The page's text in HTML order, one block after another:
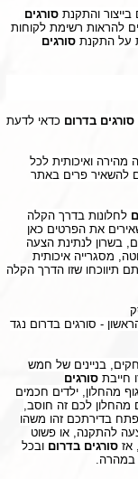
והתקנת סורגים
להראות רשימת לקוחות
על התקנת סורגים
סורגים בדרום כדאי לדעת
ואיכותית לכל
להשאיר פרים באתר
לחלונות בדרך הקלה
את הפרטים כאן
בשרון לנתינת הצעה
מסגרייה איכותית
תיווכחו שזו הדרך הקלה
- סורגים בדרום נגד
בניינים של חמש
חייבת סורגים
מהחלון, ילדים חכמים
מהחלון לכם זה חוסב,
בדירתכם זהו משהו
להתקנה, או פשוט
אז סורגים בדרום ובכל
במהרה.